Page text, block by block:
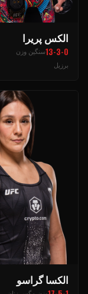
الکس پریرا
13-3-0سنگین وزن
برزیل
الکسا گراسو